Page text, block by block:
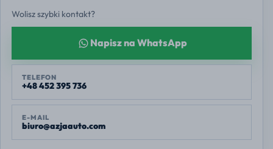
Wolisz szybki kontakt?
Napisz na WhatsApp
TELEFON
+48 452 395 736
E-MAIL
biuro@azjaauto.com